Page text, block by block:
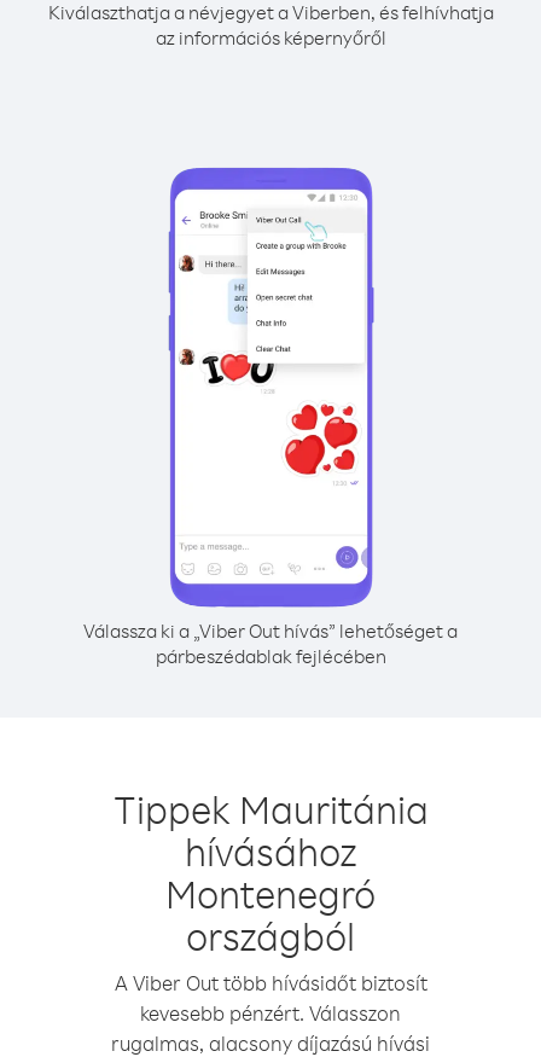
Kiválaszthatja a névjegyet a Viberben, és felhívhatja
az információs képernyőről
Válassza ki a „Viber Out hívás” lehetőséget a
párbeszédablak fejlécében
Tippek Mauritánia
hívásához
Montenegró
országból
A Viber Out több hívásidőt biztosít
kevesebb pénzért. Válasszon
rugalmas, alacsony díjazású hívási